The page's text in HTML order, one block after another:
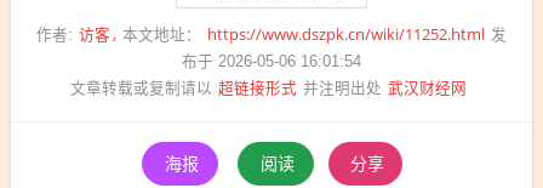
作者: 访客 本文地址： https://www.dszpk.cn/wiki/11252.html 发
布于 2026-05-06 16:01:54
文章转载或复制请以 超链接形式 并注明出处 武汉财经网
海报 阅读 分享